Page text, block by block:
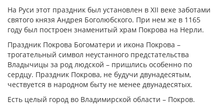
На Руси этот праздник был установлен в XII веке заботами
святого князя Андрея Боголюбского. При нем же в 1165
году был построен знаменитый храм Покрова на Нерли.
Праздник Покрова Богоматери и икона Покрова –
трогательный символ неустанного предстательства
Владычицы за род людской – пришлись особенно по
сердцу. Праздник Покрова, не будучи двунадесятым,
чествуется в народном быту не менее двунадесятых.
Есть целый город во Владимирской области – Покров.